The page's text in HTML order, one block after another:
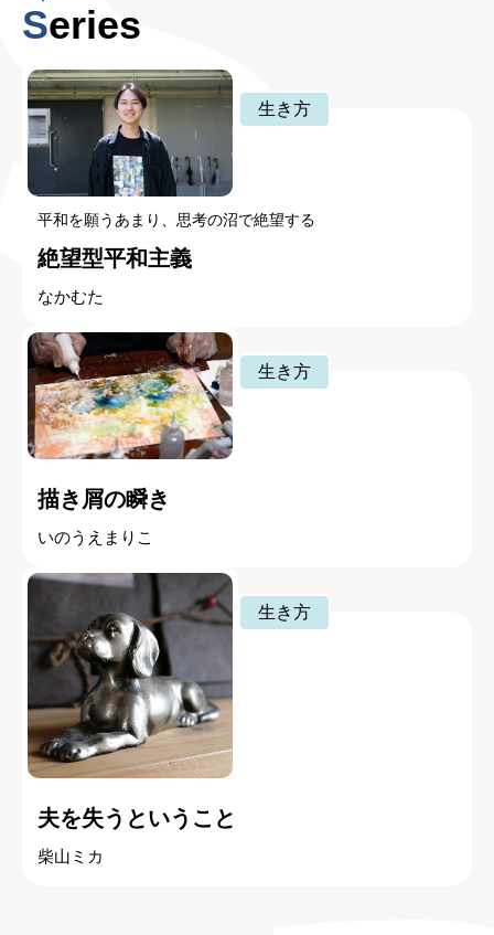
Series
生き方
平和を願うあまり、思考の沼で絶望する
絶望型平和主義
なかむた
生き方
描き屑の瞬き
いのうえまりこ
生き方
夫を失うということ
柴山ミカ